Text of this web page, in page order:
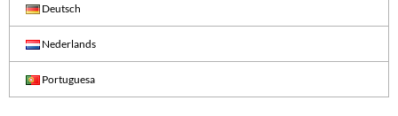
Deutsch
Nederlands
Portuguesa